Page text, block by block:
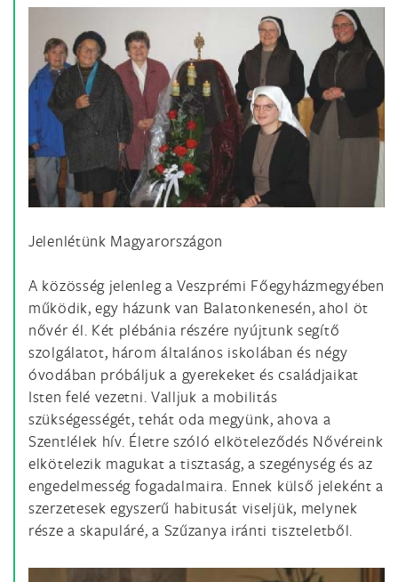
Jelenlétünk Magyarországon
A közösség jelenleg a Veszprémi Főegyházmegyében
működik, egy házunk van Balatonkenesén, ahol öt
nővér él. Két plébánia részére nyújtunk segítő
szolgálatot, három általános iskolában és négy
óvodában próbáljuk a gyerekeket és családjaikat
Isten felé vezetni. Valljuk a mobilitás
szükségességét, tehát oda megyünk, ahova a
Szentlélek hív. Életre szóló elköteleződés Nővéreink
elkötelezik magukat a tisztaság, a szegénység és az
engedelmesség fogadalmaira. Ennek külső jeleként a
szerzetesek egyszerű habitusát viseljük, melynek
része a skapuláré, a Szűzanya iránti tiszteletből.